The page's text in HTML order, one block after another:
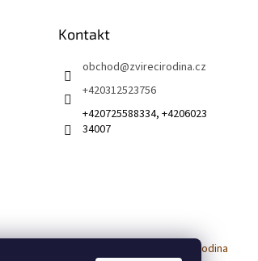
Kontakt
obchod@zvirecirodina.cz
+420312523756
+420725588334, +4206023
34007